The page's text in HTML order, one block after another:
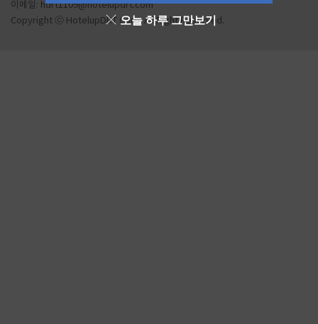
오늘 하루 그만보기
이메일: hdrt1109@hotelupdrt.com
Copyright ⓒ HotelupDRT Corp. All Right Reserved.